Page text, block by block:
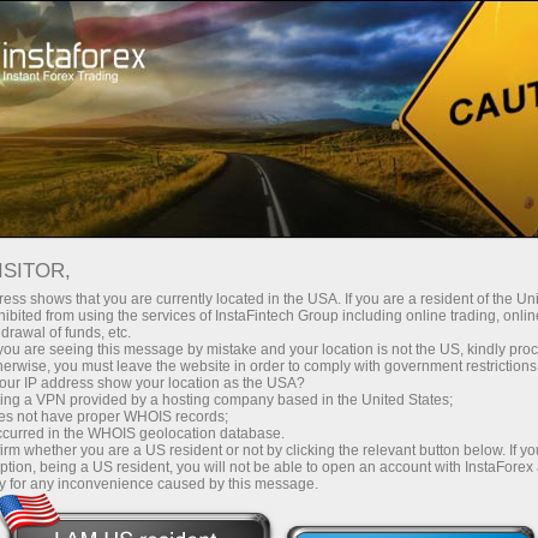
da conta Plataforma de negociação
Iniciantes Para Investidores Para Parceiros
melhores contas para cópia de ordens no sistema
PAMM.
os
no
Quer terlucros ?
por
shows that you are currently located in the USA. If you are a resident of the
from using the services of InstaFintech Group including online trading,
of funds, etc.
are seeing this message by mistake and your location is not the US, kindly
you must leave the website in order to comply with government
IP address show your location as the USA?
a VPN provided by a hosting company based in the United States;
not have proper WHOIS records;
in the WHOIS geolocation database.
whether you are a US resident or not by clicking the relevant button below. If
being a US resident, you will not be able to open an account with InstaForex
for any inconvenience caused by this message.